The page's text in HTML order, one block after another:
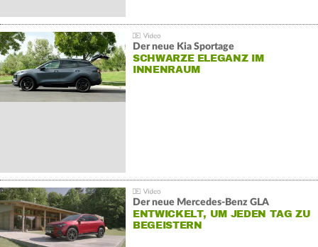
Der neue Kia Sportage
SCHWARZE ELEGANZ IM
INNENRAUM
Der neue Mercedes-Benz GLA
ENTWICKELT, UM JEDEN TAG ZU
BEGEISTERN